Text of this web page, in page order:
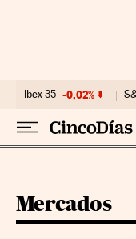
Ibex 35 -0,02%
Mercados